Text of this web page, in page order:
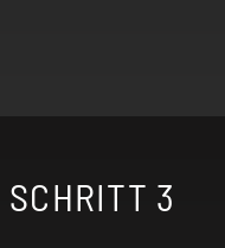
SCHRITT 3